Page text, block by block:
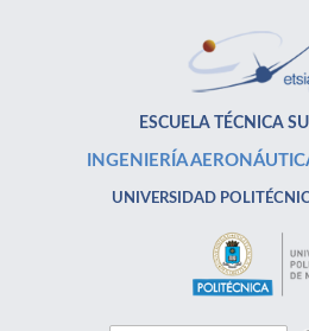
ESCUELA TÉCNICA
INGENIERÍA
UNIVERSIDAD